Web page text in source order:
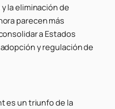
la eliminación de
parecen más
a Estados
y regulación de
es un triunfo de la